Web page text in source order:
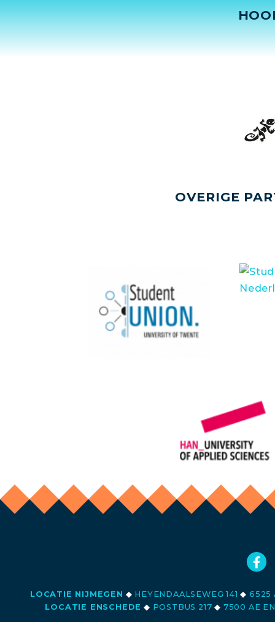
OVERIGE
LOCATIE NIJMEGEN ◆ HEYENDAALSEWEG 141◆ 6525
LOCATIE ENSCHEDE ◆ POSTBUS 217◆ 7500 AE